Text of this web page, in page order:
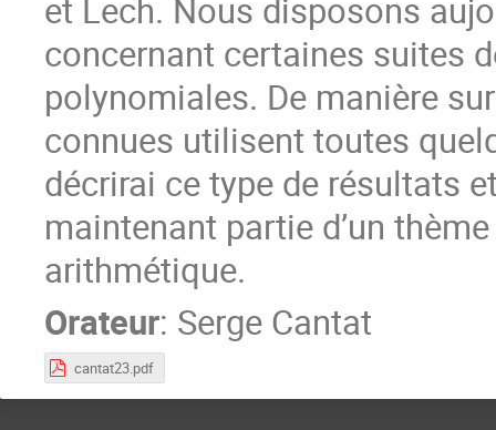
et Lech. Nous disposons
concernant certaines suites
polynomiales. De manière
connues utilisent toutes
décrirai ce type de résultats
maintenant partie d’un
arithmétique.
Orateur: Serge Cantat
cantat23.pdf